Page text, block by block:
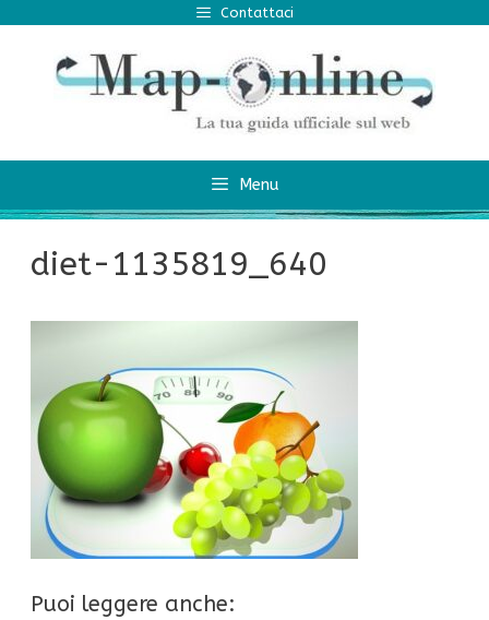
contenuto
Contattaci
Menu
diet-1135819_640
Puoi leggere anche: